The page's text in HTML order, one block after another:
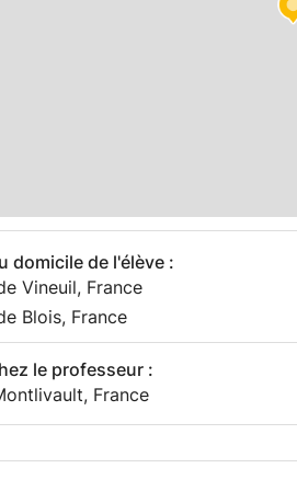
domicile de l'élève :
Vineuil, France
Blois, France
le professeur :
France